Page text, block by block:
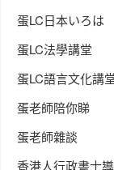
蛋LC日本いろは
蛋LC法學講堂
蛋LC語言文化講
蛋老師陪你睇
蛋老師雜談
香港人行政書士